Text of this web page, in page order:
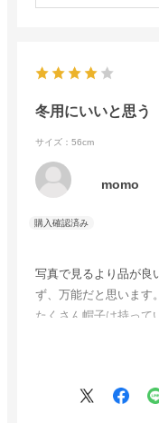
冬用にいいと思う
サイズ：56cm
momo
写真で見るより品が良
ず、万能だと思います。
たくさん帽子は持って
ゴットマンの56㎝は